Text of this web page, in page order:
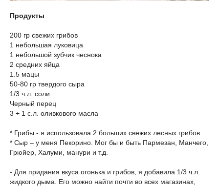
Продукты
200 гр свежих грибов
1 небольшая луковица
1 небольшой зубчик чеснока
2 средних яйца
1.5 мацы
50-80 гр твердого сыра
1/3 ч.л. соли
Черный перец
3 + 1 с.л. оливкового масла
* Грибы - я использовала 2 больших свежих лесных грибов.
* Сыр – у меня Пекорино. Мог бы и быть Пармезан, Манчего,
Грюйер, Халуми, манури и т.д.
- Для придания вкуса огонька и грибов, я добавила 1/3 ч.л.
жидкого дыма. Его можно найти почти во всех магазинах,